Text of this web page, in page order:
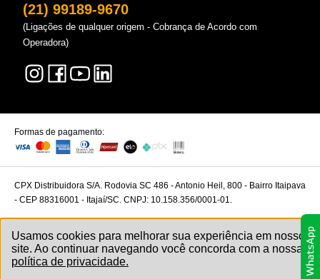
(21) 99189-9670
(Ligações de qualquer origem - Cobrança de Acordo com
Operadora)
Formas de pagamento:
CPX Distribuidora S/A. Rodovia SC 486 - Antonio Heil, 800 - Bairro Itaipava
- CEP 88316001 - Itajaí/SC. CNPJ: 10.158.356/0001-01.
Usamos cookies para melhorar sua experiência em nosso
site. Ao continuar navegando você concorda com a nossa
política de privacidade.